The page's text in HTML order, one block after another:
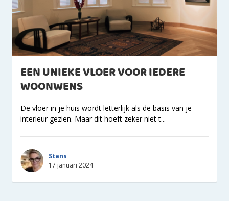
EEN UNIEKE VLOER VOOR IEDERE
WOONWENS
De vloer in je huis wordt letterlijk als de basis van je
interieur gezien. Maar dit hoeft zeker niet t...
Stans
17 januari 2024